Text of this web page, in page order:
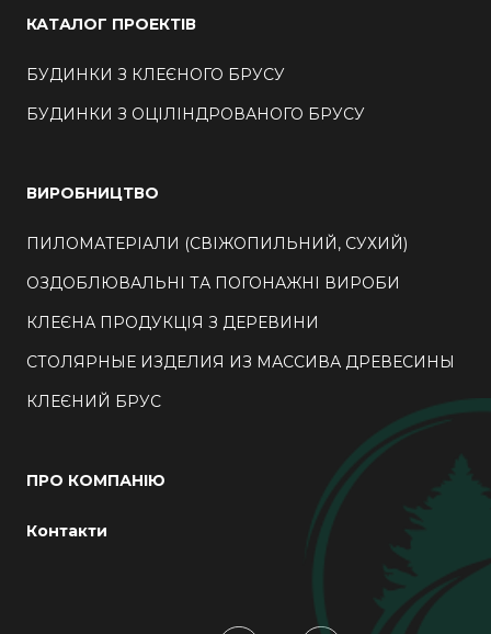
КАТАЛОГ ПРОЕКТІВ
БУДИНКИ З КЛЕЄНОГО БРУСУ
БУДИНКИ З ОЦІЛІНДРОВАНОГО БРУСУ
ВИРОБНИЦТВО
ПИЛОМАТЕРІАЛИ (СВІЖОПИЛЬНИЙ, СУХИЙ)
ОЗДОБЛЮВАЛЬНІ ТА ПОГОНАЖНІ ВИРОБИ
КЛЕЄНА ПРОДУКЦІЯ З ДЕРЕВИНИ
СТОЛЯРНЫЕ ИЗДЕЛИЯ ИЗ МАССИВА ДРЕВЕСИНЫ
КЛЕЄНИЙ БРУС
ПРО КОМПАНІЮ
Контакти